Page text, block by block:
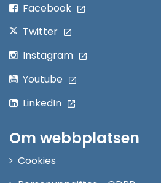
Facebook
Twitter
Instagram
Youtube
LinkedIn
Om webbplatsen
Cookies